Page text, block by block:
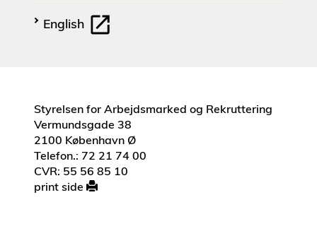
English
Styrelsen for Arbejdsmarked og Rekruttering
Vermundsgade 38
2100 København Ø
Telefon.: 72 21 74 00
CVR: 55 56 85 10
print side